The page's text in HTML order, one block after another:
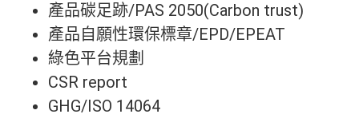
產品碳足跡/PAS 2050(Carbon trust)
產品自願性環保標章/EPD/EPEAT
綠色平台規劃
CSR report
GHG/ISO 14064